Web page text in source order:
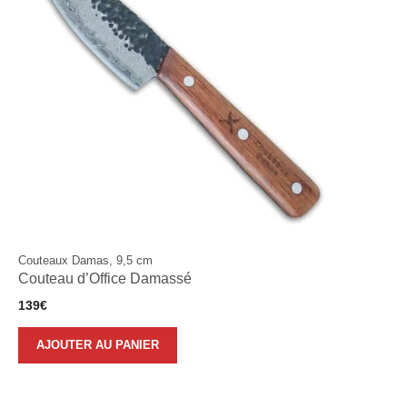
Couteaux Damas, 9,5 cm
Couteau d’Office Damassé
139€
AJOUTER AU PANIER